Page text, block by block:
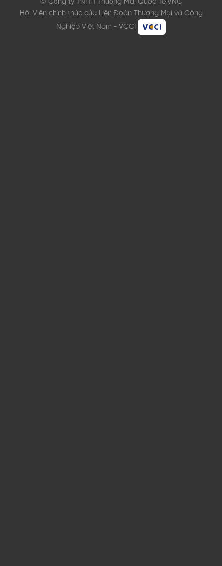
© Công ty TNHH Thương Mại Quốc Tế VNC
Hội Viên chính thức của Liên Đoàn Thương Mại và Công
Nghiệp Việt Nam - VCCI